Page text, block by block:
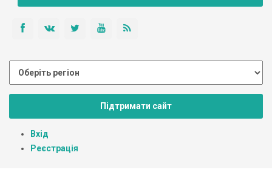
Підтримати сайт
Вхід
Реєстрація